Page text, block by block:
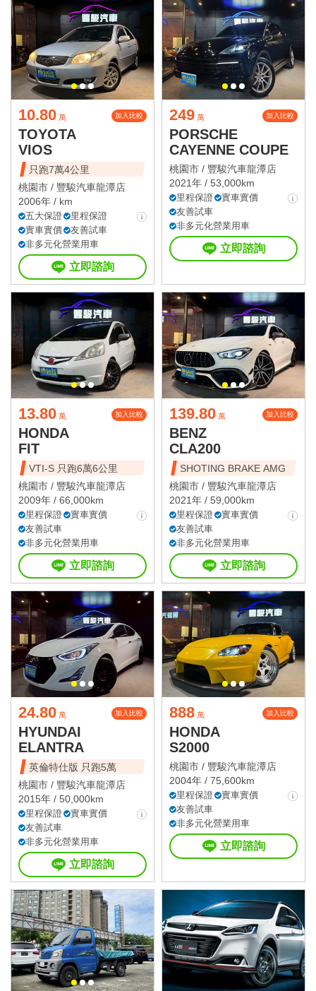
10.80 萬 加入比較
TOYOTA
VIOS
只跑7萬4公里
桃園市 / 豐駿汽車龍潭店
2006年 / km
五大保證
里程保證
實車實價
友善試車
非多元化營業用車
立即諮詢
249 萬 加入比較
PORSCHE
CAYENNE COUPE
桃園市 / 豐駿汽車龍潭店
2021年 / 53,000km
里程保證
實車實價
友善試車
非多元化營業用車
立即諮詢
13.80 萬 加入比較
HONDA
FIT
VTI-S 只跑6萬6公里
桃園市 / 豐駿汽車龍潭店
2009年 / 66,000km
里程保證
實車實價
友善試車
非多元化營業用車
立即諮詢
139.80 萬 加入比較
BENZ
CLA200
SHOTING BRAKE AMG
桃園市 / 豐駿汽車龍潭店
2021年 / 59,000km
里程保證
實車實價
友善試車
非多元化營業用車
立即諮詢
24.80 萬 加入比較
HYUNDAI
ELANTRA
英倫特仕版 只跑5萬
桃園市 / 豐駿汽車龍潭店
2015年 / 50,000km
里程保證
實車實價
友善試車
非多元化營業用車
立即諮詢
888 萬 加入比較
HONDA
S2000
桃園市 / 豐駿汽車龍潭店
2004年 / 75,600km
里程保證
實車實價
友善試車
非多元化營業用車
立即諮詢